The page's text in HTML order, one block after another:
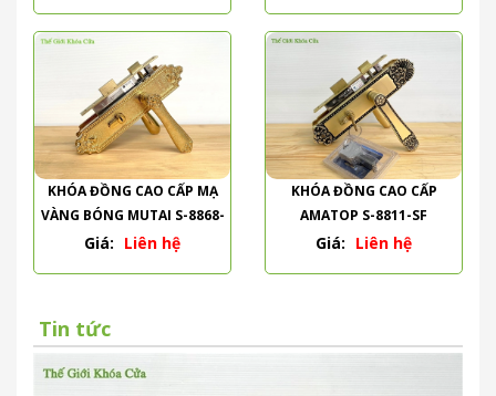
KHÓA ĐỒNG CAO CẤP MẠ
VÀNG BÓNG MUTAI S-8868-
PVD
Giá: Liên hệ
KHÓA ĐỒNG CAO CẤP
AMATOP S-8811-SF
Giá: Liên hệ
Tin tức